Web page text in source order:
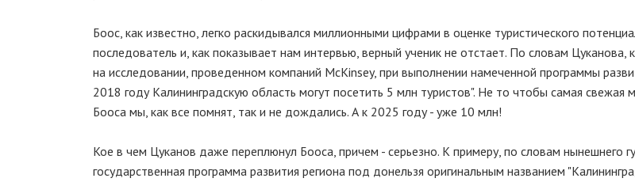
Боос, как известно, легко раскидывался миллионными цифрами в оценке туристического
последователь и, как показывает нам интервью, верный ученик не отстает. По словам Цуканова,
на исследовании, проведенном компаний McKinsey, при выполнении намеченной программы
2018 году Калининградскую область могут посетить 5 млн туристов". Не то чтобы самая свежая
Бооса мы, как все помнят, так и не дождались. А к 2025 году - уже 10 млн!
Кое в чем Цуканов даже переплюнул Бооса, причем - серьезно. К примеру, по словам нынешнего
государственная программа развития региона под донельзя оригинальным названием